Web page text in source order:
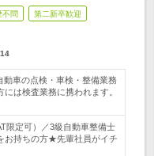
不問 第二新卒歓迎
動車の点検・車検・整備業務
は検査業務に携われます。
限定可）／3級自動車整備士
お持ちの方★先輩社員がイチ